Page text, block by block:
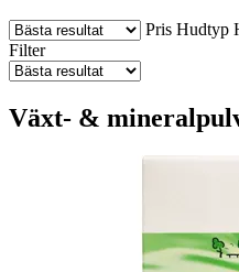
Pris Hudtyp
Filter
Växt- &